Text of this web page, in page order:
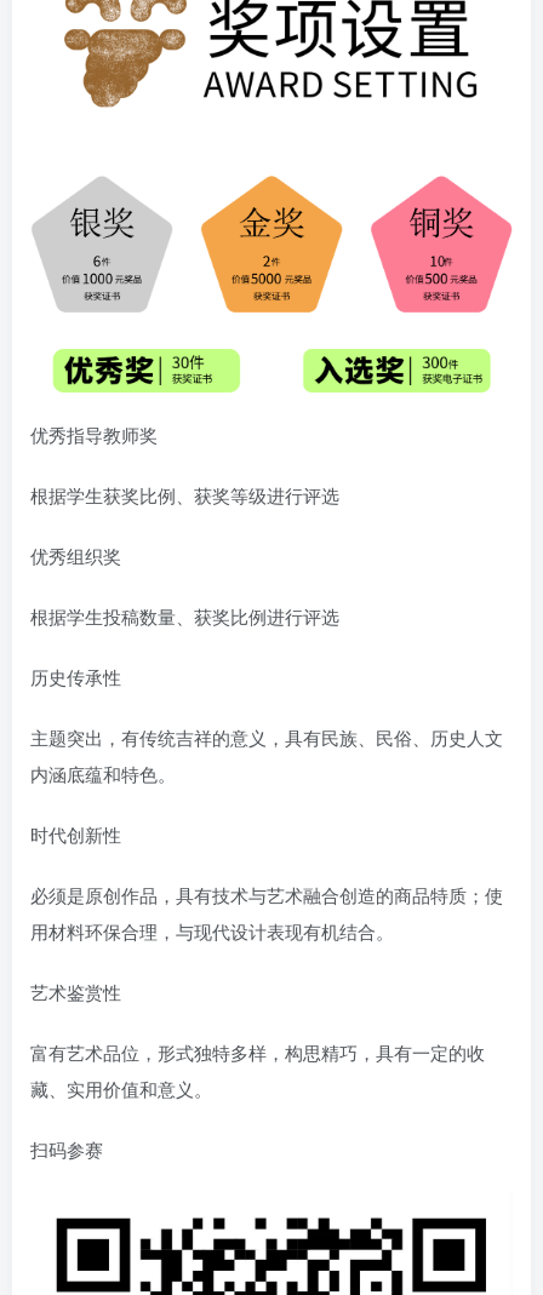
优秀指导教师奖
根据学生获奖比例、获奖等级进行评选
优秀组织奖
根据学生投稿数量、获奖比例进行评选
历史传承性
主题突出，有传统吉祥的意义，具有民族、民俗、历史人文
内涵底蕴和特色。
时代创新性
必须是原创作品，具有技术与艺术融合创造的商品特质；使
用材料环保合理，与现代设计表现有机结合。
艺术鉴赏性
富有艺术品位，形式独特多样，构思精巧，具有一定的收
藏、实用价值和意义。
扫码参赛